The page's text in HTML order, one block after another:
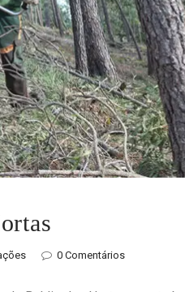
0 Comentários